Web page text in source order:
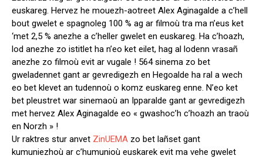
euskareg. Hervez he mouezh-aotreet Alex Aginagalde a c’hell
bout gwelet e spagnoleg 100 % ag ar filmoù tra ma n’eus ket
‘met 2,5 % anezhe a c’heller gwelet en euskareg. Ha c’hoazh,
lod anezhe zo istitlet ha n’eo ket eilet, hag al lodenn vrasañ
anezhe zo filmoù evit ar vugale ! 564 sinema zo bet
gweladennet gant ar gevredigezh en Hegoalde ha ral a wech
eo bet klevet an tudennoù o komz euskareg enne. N’eo ket
bet pleustret war sinemaoù an Ipparalde gant ar gevredigezh
met hervez Alex Aginagalde eo « gwashoc’h c’hoazh an traoù
en Norzh » !
Ur raktres stur anvet ZinUEMA zo bet lañset gant
kumuniezhoù ar c’humunioù euskarek evit ma vehe gwelet